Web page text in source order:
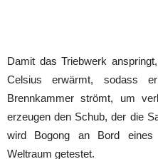
Damit das Triebwerk
Celsius erwärmt, sodass
Brennkammer strömt, um
erzeugen den Schub, der die
wird Bogong an Bord eines
Weltraum getestet.